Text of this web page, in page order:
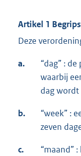
Artikel 1
Deze
a.
“dag” :
waarbij
dag
b.
“week” :
zeven
c.
“maand”